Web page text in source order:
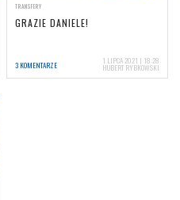
TRANSFERY
GRAZIE DANIELE!
3 KOMENTARZE 1 LIPCA 2021 | 18:28
HUBERT RYBKOWSKI